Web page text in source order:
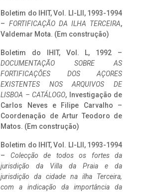
Boletim do IHIT, Vol. LI-LII, 1993-1994
– FORTIFICAÇÃO DA ILHA TERCEIRA,
Valdemar Mota. (Em construção)
Boletim do IHIT, Vol. L, 1992 –
DOCUMENTAÇÃO SOBRE AS
FORTIFICAÇÕES DOS AÇORES
EXISTENTES NOS ARQUIVOS DE
LISBOA – CATÁLOGO, Investigação de
Carlos Neves e Filipe Carvalho –
Coordenação de Artur Teodoro de
Matos. (Em construção)
Boletim do IHIT, Vol. LI-LII, 1993-1994
– Colecção de todos os fortes da
jurisdição da Villa da Praia e da
jurisdição da cidade na ilha Terceira,
com a indicação da importância da